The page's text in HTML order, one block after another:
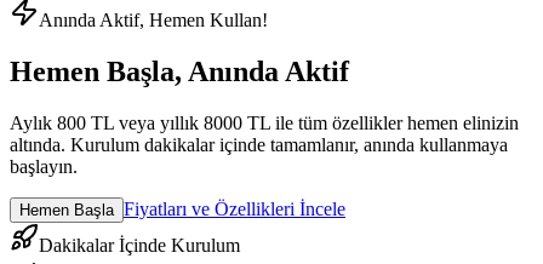
Anında Aktif, Hemen Kullan!
Hemen Başla, Anında Aktif
Aylık 800 TL veya yıllık 8000 TL ile tüm özellikler hemen elinizin
altında. Kurulum dakikalar içinde tamamlanır, anında kullanmaya
başlayın.
Hemen Başla Fiyatları ve Özellikleri İncele
Dakikalar İçinde Kurulum